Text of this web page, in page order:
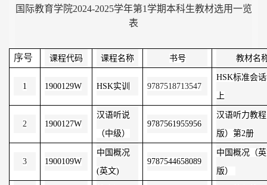
国际教育学院2024-2025学年第1学期本科生教材选用一览
表
序号 课程代码 课程名称 书号 教材名
1 1900129W HSK实训 9787518713547
HSK标准会
上
2 1900127W
汉语听说
（中级）
9787561955956
汉语听力教
版）第2册
3 1900109W
中国概况
(英文)
9787544658089
中国概况（
版）